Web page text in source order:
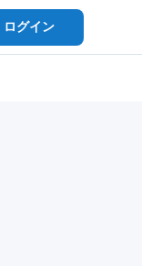
ログイン